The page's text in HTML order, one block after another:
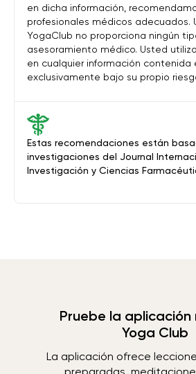
Estas recomendaciones están
investigaciones del Journal
Investigación y Ciencias
en dicha información,
profesionales médicos adecuados.
YogaClub no proporciona ningún
asesoramiento médico. Usted
en cualquier información contenida
exclusivamente bajo su propio
Pruebe la aplicación
Yoga Club
La aplicación ofrece
preparadas,